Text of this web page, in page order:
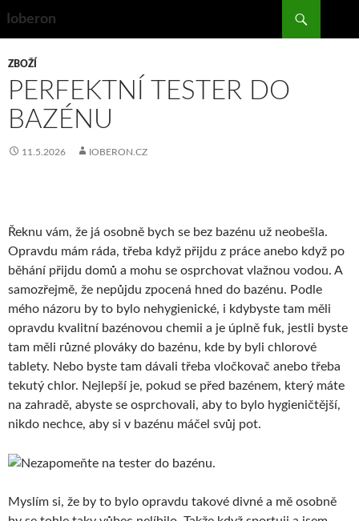
Ioberon
CONTENT
ZBOŽÍ
PERFEKTNÍ TESTER DO
BAZÉNU
11.5.2026 IOBERON.CZ
Řeknu vám, že já osobně bych se bez bazénu už neobešla.
Opravdu mám ráda, třeba když přijdu z práce anebo když po
běhání přijdu domů a mohu se osprchovat vlažnou vodou. A
samozřejmě, že nepůjdu zpocená hned do bazénu. Podle
mého názoru by to bylo nehygienické, i kdybyste tam měli
opravdu kvalitní bazénovou chemii a je úplně fuk, jestli byste
tam měli různé plováky do bazénu, kde by byli chlorové
tablety. Nebo byste tam dávali třeba vločkovač anebo třeba
tekutý chlor. Nejlepší je, pokud se před bazénem, který máte
na zahradě, abyste se osprchovali, aby to bylo hygieničtější,
nikdo nechce, aby si v bazénu máčel svůj pot.
Myslím si, že by to bylo opravdu takové divné a mě osobně